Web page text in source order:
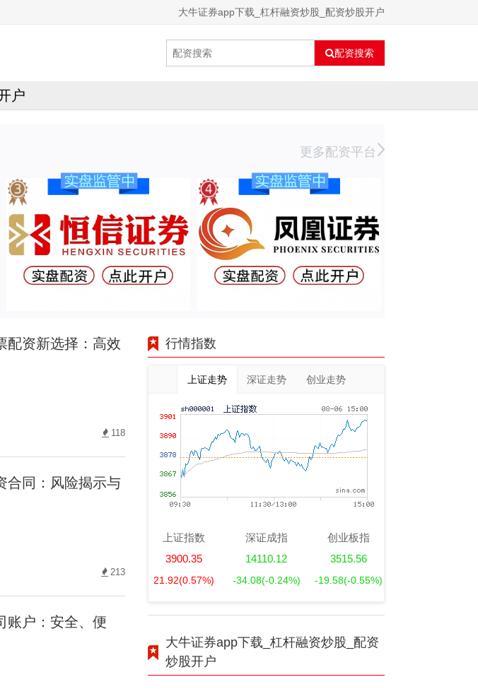
大牛证券app下载_杠杆融资炒股_配资炒股开户
配资搜索
户
更多配资平台
配资新选择：高效
118
合同：风险揭示与
213
账户：安全、便
行情指数
上证走势 深证走势 创业走势
上证指数
3900.35
21.92(0.57%)
深证成指
14110.12
-34.08(-0.24%)
创业板指
3515.56
-19.58(-0.55%)
大牛证券app下载_杠杆融资炒股_配资
炒股开户